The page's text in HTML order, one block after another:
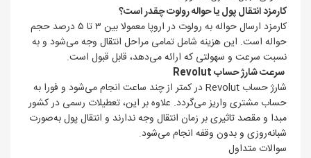
کارمزد انتقال پول یا حواله رولوت چقدر است؟
کارمزد ارسال حواله به رولوت در اروپا معمولا بین ۳ تا ۵ درصد حجم
حواله است. این هزینه شامل تمامی مراحل انتقال وجه می‌شود و به
نسبت سرعت و سهولتی که ارائه می‌دهد، قابل قبول است.
سرعت شارژ حساب Revolut
شارژ حساب Revolut در کمتر از چند ساعت انجام می‌شود و فورا به
حساب مشتری واریز می‌گردد. علاوه بر این، تعطیلات رسمی در کشور
مبدا و مقصد تاثیری بر زمان انتقال وجه ندارند و انتقال پول به‌صورت
شبانه‌روزی و بدون وقفه انجام می‌شود.
سوالات متداول